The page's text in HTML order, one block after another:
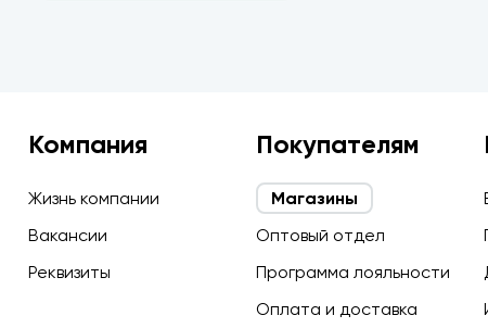
Компания
Жизнь компании
Вакансии
Реквизиты
Покупателям
Магазины
Оптовый отдел
Программа лояльности
Оплата и доставка